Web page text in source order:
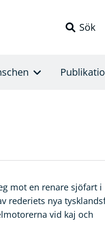
Sök
mot en renare sjöfart i
rederiets nya
vid kaj och